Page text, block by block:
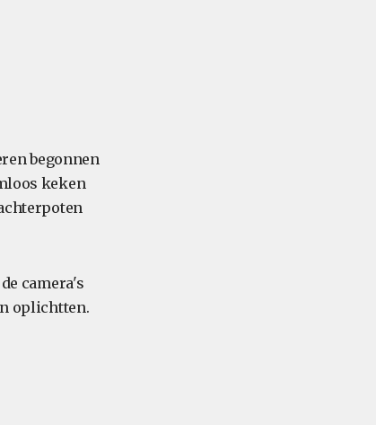
begonnen
keken
camera's
oplichtten.